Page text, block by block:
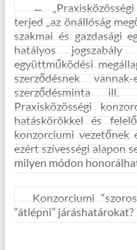
←
terjed „az önállóság
szakmai és gazdasági
hatályos
együttműködési
szerződésnek
szerződésminta ill.
Praxisközösségi
hatáskörökkel és
konzorciumi vezetőnek
ezért szívességi alapon
milyen módon
Konzorciumi
“átlépni” járáshatárokat?